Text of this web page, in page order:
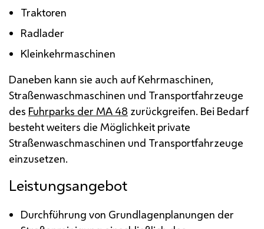
Traktoren
Radlader
Kleinkehrmaschinen
Daneben kann sie auch auf Kehrmaschinen,
Straßenwaschmaschinen und Transportfahrzeuge
des Fuhrparks der MA48 zurückgreifen. Bei Bedarf
besteht weiters die Möglichkeit private
Straßenwaschmaschinen und Transportfahrzeuge
einzusetzen.
Leistungsangebot
Durchführung von Grundlagenplanungen der